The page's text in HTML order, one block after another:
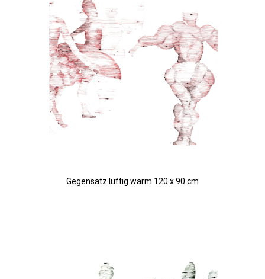
Gegensatz luftig warm 120 x 90 cm